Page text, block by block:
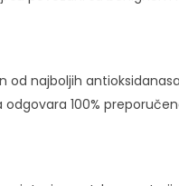
od najboljih
odgovara 100%